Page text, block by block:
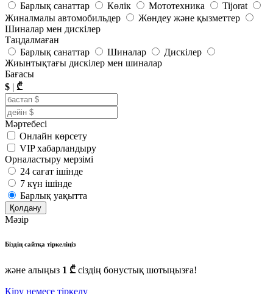
Барлық санаттар
Көлік Мототехника
Tijorat
Жиналмалы автомобильдер
Жөндеу және қызметтер
Шиналар мен дискілер
Таңдалмаған
Барлық санаттар
Шиналар
Дискілер
Жиынтықтағы дискілер мен шиналар
Бағасы
$ | ₾
Мәртебесі
Онлайн көрсету
VIP хабарландыру
Орналастыру мерзімі
24 сағат ішінде
7 күн ішінде
Барлық уақытта
Қолдану
Мәзір
Біздің сайтқа тіркеліңіз
және алыңыз 1 ₾ сіздің бонустық шотыңызға!
Кіру немесе тіркелу